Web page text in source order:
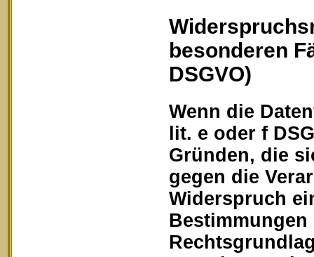
besonderen
DSGVO)
Wenn die
lit. e oder f
Gründen, die
gegen die
Widerspruch